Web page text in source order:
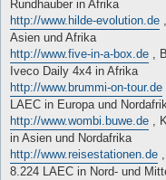
Rundhauber in Afrika
http://www.hilde-evolution.de
Asien und Afrika
http://www.five-in-a-box.de ,
Iveco Daily 4x4 in Afrika
http://www.brummi-on-tour.de
LAEC in Europa und
http://www.wombi.buwe.de ,
in Asien und Nordafrika
http://www.reisestationen.de
8.224 LAEC in Nord- und